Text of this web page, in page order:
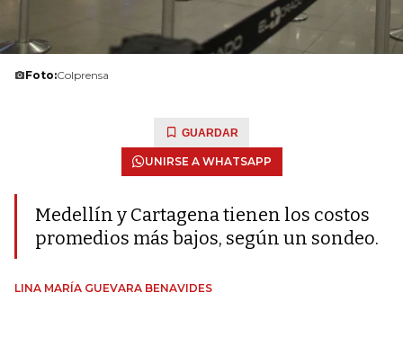
Foto:Colprensa
GUARDAR
UNIRSE A WHATSAPP
Medellín y Cartagena tienen los costos
promedios más bajos, según un sondeo.
LINA MARÍA GUEVARA BENAVIDES